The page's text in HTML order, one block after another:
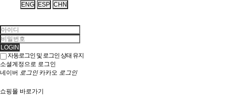
ENG ESP CHN
LOGIN
자동로그인 및 로그인 상태 유지
소셜계정으로 로그인
네이버 로그인 카카오 로그인
쇼핑몰 바로가기